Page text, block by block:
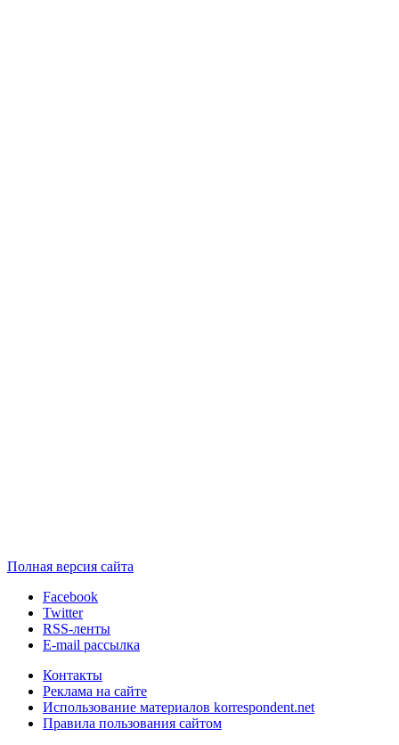
Полная версия сайта
Facebook
Twitter
RSS-ленты
E-mail рассылка
Контакты
Реклама на сайте
Использование материалов korrespondent.net
Правила пользования сайтом